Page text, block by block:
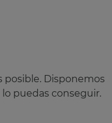
posible. Disponemos
puedas conseguir.